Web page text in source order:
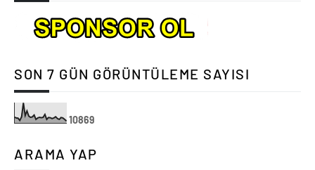
SON 7 GÜN GÖRÜNTÜLEME SAYISI
10869
ARAMA YAP